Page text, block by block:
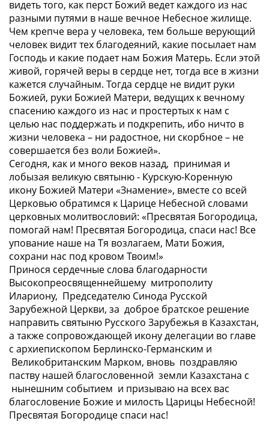
видеть того, как перст Божий ведет каждого из нас
разными путями в наше вечное Небесное жилище.
Чем крепче вера у человека, тем больше верующий
человек видит тех благодеяний, какие посылает нам
Господь и какие подает нам Божия Матерь. Если этой
живой, горячей веры в сердце нет, тогда все в жизни
кажется случайным. Тогда сердце не видит руки
Божией, руки Божией Матери, ведущих к вечному
спасению каждого из нас и простертых к нам с
целью нас поддержать и подкрепить, ибо ничто в
жизни человека – ни радостное, ни скорбное – не
совершается без воли Божией».
Сегодня, как и много веков назад, принимая и
лобызая великую святыню - Курскую-Коренную
икону Божией Матери «Знамение», вместе со всей
Церковью обратимся к Царице Небесной словами
церковных молитвословий: «Пресвятая Богородица,
помогай нам! Пресвятая Богородица, спаси нас! Все
упование наше на Тя возлагаем, Мати Божия,
сохрани нас под кровом Твоим!»
Принося сердечные слова благодарности
Высокопреосвященнейшему митрополиту
Илариону, Председателю Синода Русской
Зарубежной Церкви, за доброе братское решение
направить святыню Русского Зарубежья в Казахстан,
а также сопровождающей икону делегации во главе
с архиепископом Берлинско-Германским и
Великобританским Марком, вновь поздравляю
паству нашей благословенной земли Казахстана с
нынешним событием и призываю на всех вас
благословение Божие и милость Царицы Небесной!
Пресвятая Богородице спаси нас!